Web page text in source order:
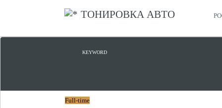
ТОНИРОВКА АВТО
KEYWORD
Full-time